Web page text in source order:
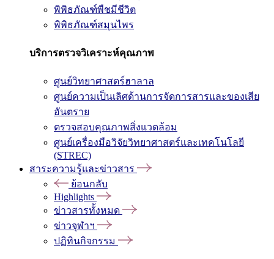
พิพิธภัณฑ์พืชมีชีวิต
พิพิธภัณฑ์สมุนไพร
บริการตรวจวิเคราะห์คุณภาพ
ศูนย์วิทยาศาสตร์ฮาลาล
ศูนย์ความเป็นเลิศด้านการจัดการสารและของเสีย
อันตราย
ตรวจสอบคุณภาพสิ่งแวดล้อม
ศูนย์เครื่องมือวิจัยวิทยาศาสตร์และเทคโนโลยี
(STREC)
สาระความรู้และข่าวสาร
ย้อนกลับ
Highlights
ข่าวสารทั้งหมด
ข่าวจุฬาฯ
ปฏิทินกิจกรรม